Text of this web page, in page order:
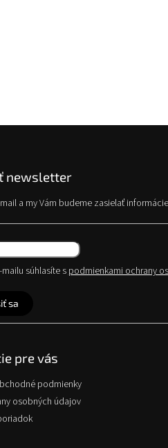
newsletter
a my Vám budeme zasielať
súhlasíte spodmienkami ochrany
sa
pre vás
podmienky
osobných údajov